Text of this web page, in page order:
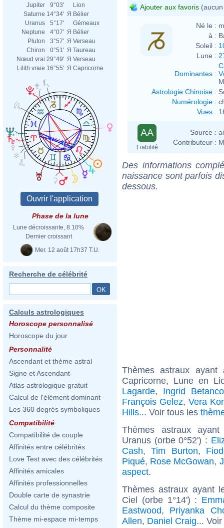
Jupiter
9°03'
Lion
Saturne 14°34' Я Bélier
Uranus
5°17'
Gémeaux
Neptune
4°07' Я Bélier
Pluton
3°57' Я Verseau
Chiron
0°51' Я Taureau
Nœud vrai 29°49' Я Verseau
Lilith vraie 16°55' Я Capricorne
Phase de la lune
Lune décroissante, 8.10%
Dernier croissant
Mer. 12 août 17h37 T.U.
Recherche de célébrité
Calculs astrologiques
Horoscope personnalisé
Horoscope du jour
Personnalité
Ascendant et thème astral
Signe et Ascendant
Atlas astrologique gratuit
Calcul de l'élément dominant
Les 360 degrés symboliques
Compatibilité
Compatibilité de couple
Affinités entre célébrités
Love Test avec des célébrités
Affinités amicales
Affinités professionnelles
Double carte de synastrie
Calcul du thème composite
Thème mi-espace mi-temps
Ajouter aux favoris
Né le :
à :
Soleil :
Lune :
Dominantes :
Astrologie Chinoise :
Numérologie :
Vues :
AA
Fiabilité
Source :
Contributeur :
Des informations
naissance sont parfois
dessous.
Thèmes astraux
Capricorne, Lune en
Lagarde, Ingrid
François Gelez,Vera
Hills... Voir tous les
Thèmes astraux
Uranus (orbe 0°52') :
Cash,Tim Burton,
Piqué, Rose McGowan,
aspect.
Thèmes astraux ayant
Ciel (orbe 1°14') :
Eastwood, Priyanka
Allen, Daniel Craig...